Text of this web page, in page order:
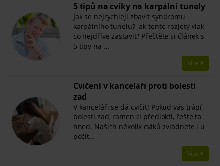
5 tipů na cviky na karpální tunely
Jak se nejrychleji zbavit syndromu
karpálního tunelu? Jak tento rozjetý vlak
co nejdříve zastavit? Přečtěte si článek s
5 tipy na …
Více
Cvičení v kanceláři proti bolesti
zad
V kanceláři se dá cvičit! Pokud vás trápí
bolesti zad, ramen či předloktí, řešte to
hned. Našich několik cviků zvládnete i u
počít…
Více